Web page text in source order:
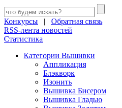
Конкурсы | Обратная связь
RSS-лента новостей
Статистика
Категории Вышивки
Аппликация
Блэкворк
Изонить
Вышивка Бисером
Вышивка Гладью